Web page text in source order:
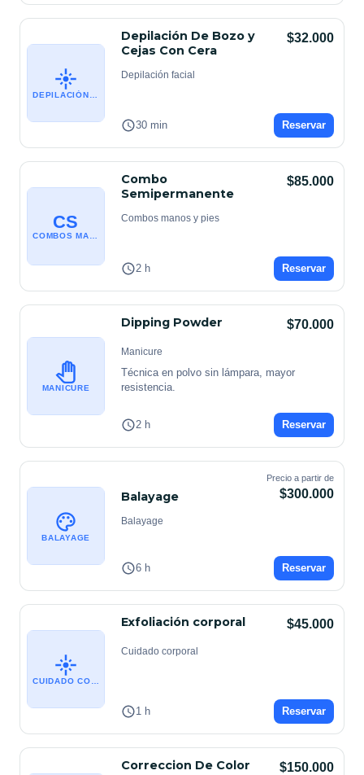
Depilación De Bozo y
Cejas Con Cera
$32.000
Depilación facial
30 min Reservar
CS
Combo
Semipermanente
$85.000
Combos manos y pies
2 h Reservar
MANICURE
Dipping Powder $70.000
Manicure
Técnica en polvo sin lámpara, mayor
resistencia.
2 h Reservar
BALAYAGE
Balayage
Precio a partir de
$300.000
Balayage
6 h Reservar
Exfoliación corporal $45.000
Cuidado corporal
1 h Reservar
Correccion De Color $150.000